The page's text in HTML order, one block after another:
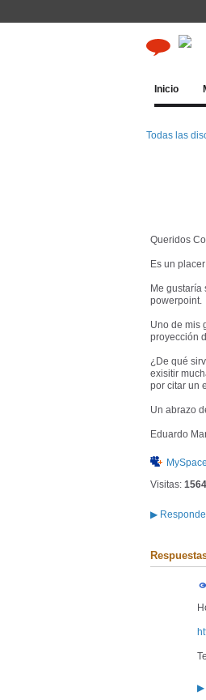
Inicio
Todas las
Queridos
Es un
Me
powerpoint.
Uno de mis
proyección
¿De qué
exisitir
por citar un
Un abrazo
Eduardo
MySpace
Visitas: 1564
▶
▶